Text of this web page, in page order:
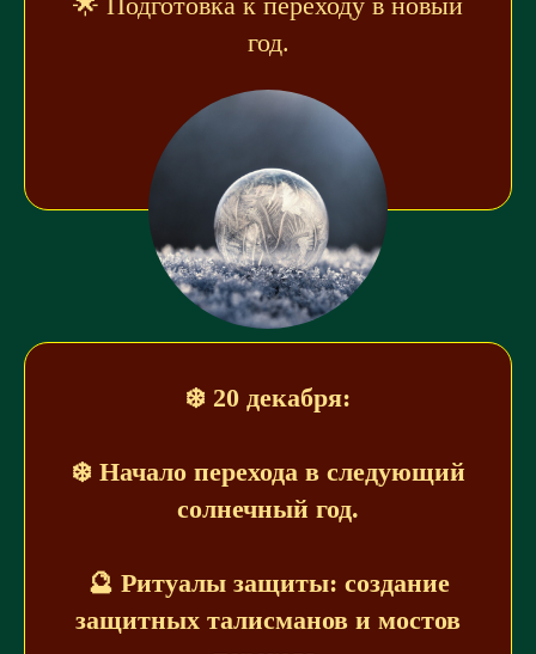
год.
❄️ 20 декабря:
❄️ Начало перехода в следующий
солнечный год.
🔮 Ритуалы защиты: создание
защитных талисманов и мостов